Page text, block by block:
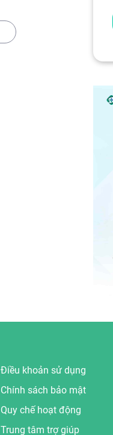
Điều khoản sử dụng
Chính sách bảo mật
Quy chế hoạt động
Trung tâm trợ giúp